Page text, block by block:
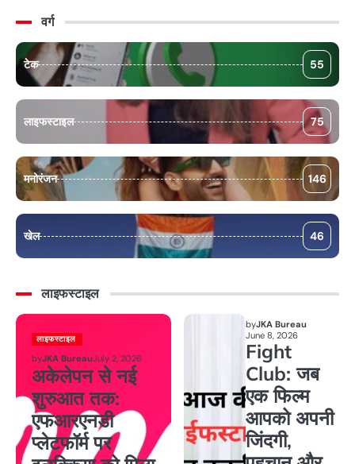
वर्ग
टेक 55
लाइफस्टाइल 75
मनोरंजन 146
खेल 46
लाइफस्टाइल
लाइफस्टाइल
byJKA BureauJuly 2, 2026
अकेलेपन से नई
शुरुआत तक:
एफआरएनडी
प्लेटफॉर्म पर
byJKA Bureau
June 8, 2026
Fight
Club: जब
एक फिल्म
आपको अपनी
जिंदगी,